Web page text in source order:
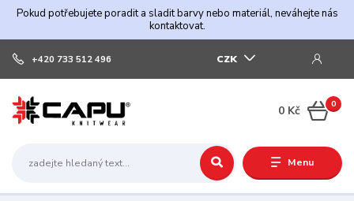
Pokud potřebujete poradit a sladit barvy nebo materiál, neváhejte nás
kontaktovat.
Menu
CZK
+420 733 512 496
0
0 Kč